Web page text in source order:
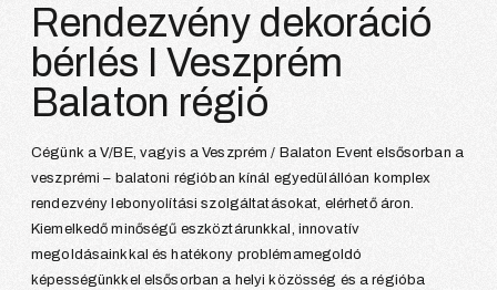
Rendezvény dekoráció
bérlés I Veszprém
Balaton régió
Cégünk a V/BE, vagyis a Veszprém / Balaton Event elsősorban a
veszprémi – balatoni régióban kínál egyedülállóan komplex
rendezvény lebonyolítási szolgáltatásokat, elérhető áron.
Kiemelkedő minőségű eszköztárunkkal, innovatív
megoldásainkkal és hatékony problémamegoldó
képességünkkel elsősorban a helyi közösség és a régióba